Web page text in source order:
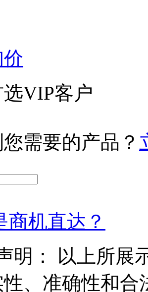
VIP客户
需要的产品？
商机直达？
明： 以上所展
、准确性和合